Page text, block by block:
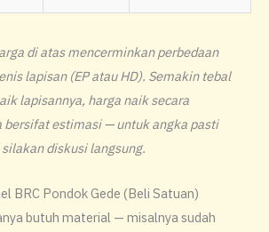
di atas mencerminkan perbedaan
lapisan (EP atau HD). Semakin tebal
lapisannya, harga naik secara
bersifat estimasi — untuk angka pasti
diskusi langsung.
BRC Pondok Gede (Beli Satuan)
butuh material — misalnya sudah